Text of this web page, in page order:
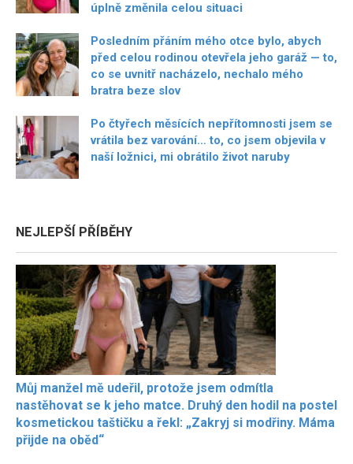
úplně změnila celou situaci
Posledním přáním mého otce bylo, abych
před celou rodinou otevřela jeho garáž — to,
co se uvnitř nacházelo, nechalo mého
bratra beze slov
Po čtyřech měsících nepřítomnosti jsem se
vrátila bez varování… to, co jsem objevila v
naší ložnici, mi obrátilo život naruby
NEJLEPŠÍ PŘÍBĚHY
Můj manžel mě udeřil, protože jsem odmítla
nastěhovat se k jeho matce. Druhý den hodil na postel
kosmetickou taštičku a řekl: „Zakryj si modřiny. Máma
přijde na oběd“